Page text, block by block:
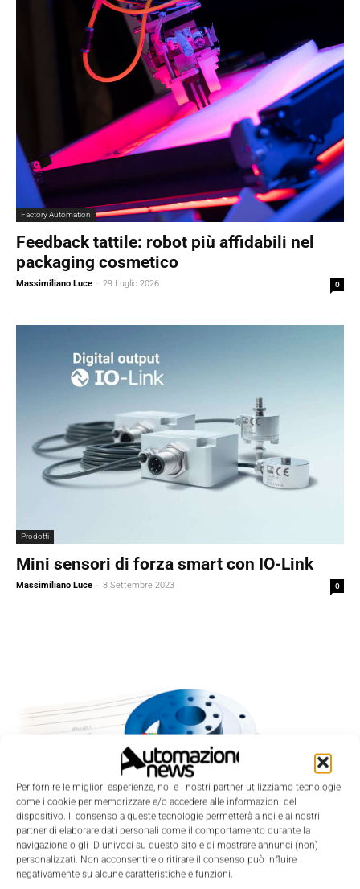
Per fornire le migliori esperienze, noi e i nostri partner utilizziamo tecnologie
come i cookie per memorizzare e/o accedere alle informazioni del
dispositivo. Il consenso a queste tecnologie permetterà a noi e ai nostri
partner di elaborare dati personali come il comportamento durante la
navigazione o gli ID univoci su questo sito e di mostrare annunci (non)
personalizzati. Non acconsentire o ritirare il consenso può influire
negativamente su alcune caratteristiche e funzioni.
Factory Automation
Feedback tattile: robot più affidabili nel
packaging cosmetico
Massimiliano Luce - 29 Luglio 2026 0
Prodotti
Mini sensori di forza smart con IO-Link
Massimiliano Luce - 8 Settembre 2023 0
Scenari